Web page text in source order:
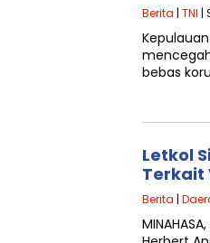
Berita | TNI |
bebas
Letkol
Terkait
Berita |